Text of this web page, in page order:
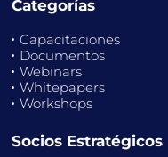
Categorías
Capacitaciones
Documentos
Webinars
Whitepapers
Workshops
Socios Estratégicos